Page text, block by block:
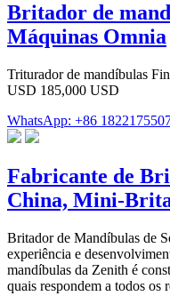
Britador de
Máquinas Omnia
Triturador de mandíbulas
USD 185,000 USD
WhatsApp: +86
Fabricante de
China, Mini-
Britador de Mandíbulas de
experiência e
mandíbulas da Zenith é
quais respondem a todos os